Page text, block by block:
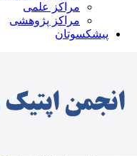
مراکز علمی
مراکز پژوهشی
پیشکسوتان